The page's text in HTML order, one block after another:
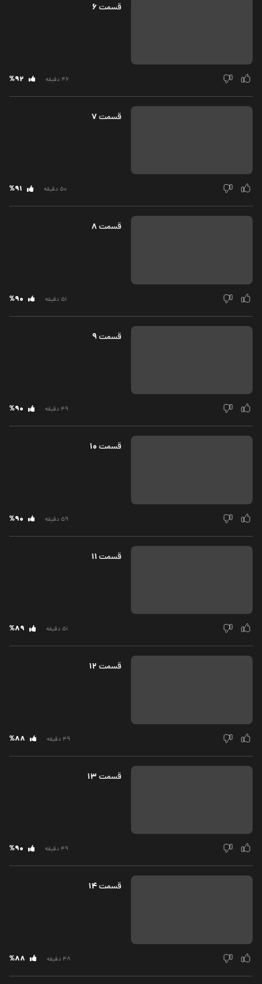
قسمت‌6
46 دقیقه %92
قسمت‌7
50 دقیقه %91
قسمت‌8
51 دقیقه %90
قسمت‌9
49 دقیقه %90
قسمت‌10
59 دقیقه %90
قسمت‌11
51 دقیقه %89
قسمت‌12
49 دقیقه %88
قسمت‌13
49 دقیقه %90
قسمت‌14
48 دقیقه %88